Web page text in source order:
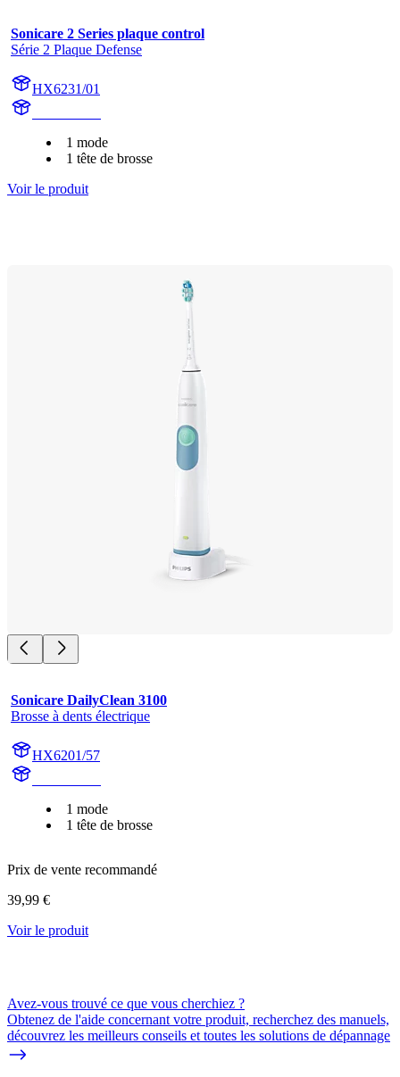
Sonicare 2 Series plaque control
Série 2 Plaque Defense
HX6231/01
1 mode
1 tête de brosse
Voir le produit
Sonicare DailyClean 3100
Brosse à dents électrique
HX6201/57
1 mode
1 tête de brosse
Prix de vente recommandé
39,99 €
Voir le produit
Avez-vous trouvé ce que vous cherchiez ?
Obtenez de l'aide concernant votre produit, recherchez des manuels,
découvrez les meilleurs conseils et toutes les solutions de dépannage